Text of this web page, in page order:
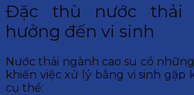
Đặc thù nước thải
hưởng đến vi sinh
Nước thải ngành cao su có
khiến việc xử lý bằng vi sinh
cụ thể: